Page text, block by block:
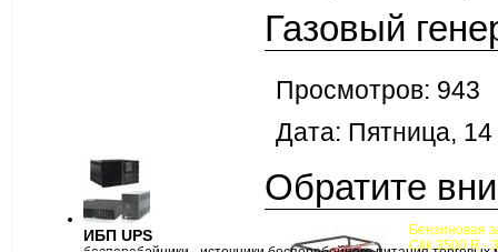
ИБП UPS
Газовый
Просмотров: 943
Дата: Пятница,
Обратите
Бензиновая
Clik 3500 R -